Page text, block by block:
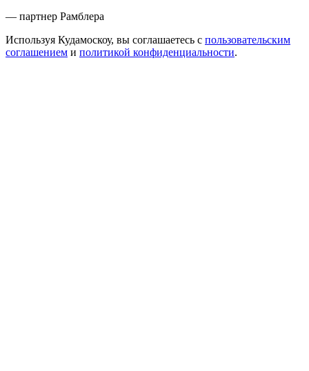
— партнер Рамблера
Используя Кудамоскоу, вы соглашаетесь с пользовательским
соглашением и политикой конфиденциальности.